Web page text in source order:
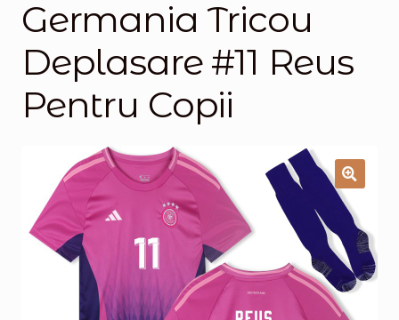
Germania Tricou
Deplasare #11 Reus
Pentru Copii
🔍